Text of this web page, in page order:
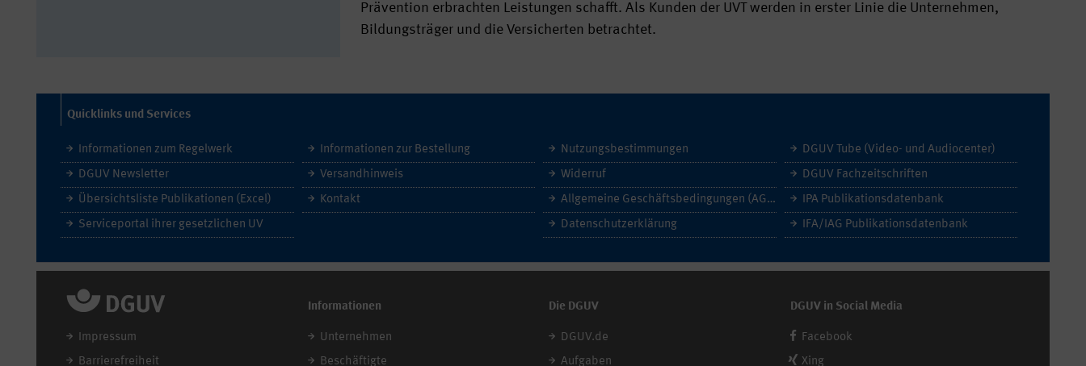
Prävention erbrachten Leistungen schafft. Als Kunden der UVT werden in erster Linie die Unternehmen,
Bildungsträger und die Versicherten betrachtet.
Quicklinks und Services
Informationen zum Regelwerk
DGUV Newsletter
Übersichtsliste Publikationen (Excel)
Serviceportal ihrer gesetzlichen UV
Informationen zur Bestellung
Versandhinweis
Kontakt
Nutzungsbestimmungen
Widerruf
Allgemeine Geschäftsbedingungen (AGB)
Datenschutzerklärung
DGUV Tube (Video- und Audiocenter)
DGUV Fachzeitschriften
IPA Publikationsdatenbank
IFA/IAG Publikationsdatenbank
Impressum
Barrierefreiheit
Informationen
Unternehmen
Beschäftigte
Die DGUV
DGUV.de
Aufgaben
DGUV in Social Media
Facebook
Xing